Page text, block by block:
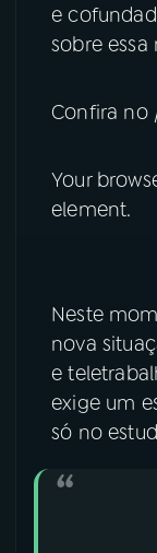
YouTube
e
sobre
Confira no
Your
element.
Neste
nova
e
exige um
só no